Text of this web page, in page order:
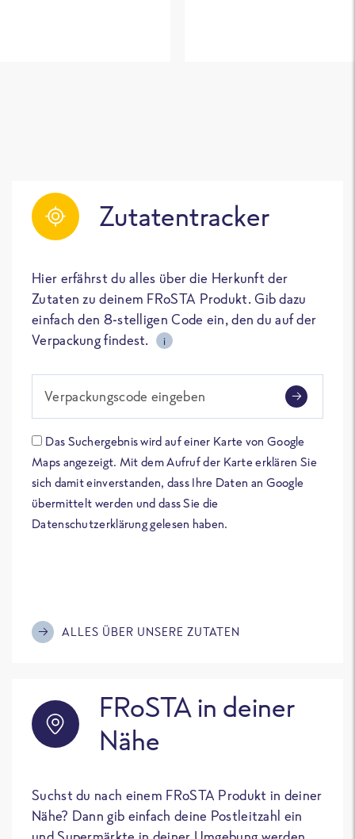
Zutatentracker
Hier erfährst du alles über die Herkunft der
Zutaten zu deinem FRoSTA Produkt. Gib dazu
einfach den 8-stelligen Code ein, den du auf der
Verpackung findest.
i
Verpackungscode eingeben
Das Suchergebnis wird auf einer Karte von Google
Maps angezeigt. Mit dem Aufruf der Karte erklären Sie
sich damit einverstanden, dass Ihre Daten an Google
übermittelt werden und dass Sie die
Datenschutzerklärung gelesen haben.
ALLES ÜBER UNSERE ZUTATEN
FRoSTA in deiner
Nähe
Suchst du nach einem FRoSTA Produkt in deiner
Nähe? Dann gib einfach deine Postleitzahl ein